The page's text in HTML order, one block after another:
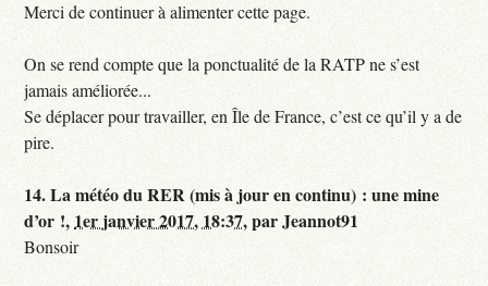
Merci de continuer à alimenter cette page.
On se rend compte que la ponctualité de la RATP ne s’est
jamais améliorée...
Se déplacer pour travailler, en Île de France, c’est ce qu’il y a de
pire.
14.La météo du RER (mis à jour en continu) : une mine
d’or !, 1er janvier 2017, 18:37,parJeannot91
Bonsoir